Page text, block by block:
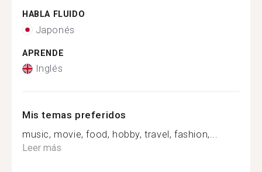
HABLA FLUIDO
Japonés
APRENDE
Inglés
Mis temas preferidos
music, movie, food, hobby, travel, fashion,...
Leer más